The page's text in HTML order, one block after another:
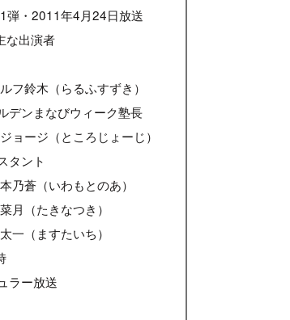
弾・2011年4月24日放送
な出演者
フ鈴木（らるふすずき）
デンまなびウィーク塾長
ョージ（ところじょーじ）
タント
乃蒼（いわもとのあ）
月（たきなつき）
一（ますたいち）
ラー放送